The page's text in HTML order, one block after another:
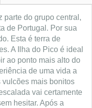
parte do grupo central,
de Portugal. Por sua
Esta é terra de
A Ilha do Pico é ideal
ao ponto mais alto do
de uma vida a
vulcões mais bonitos
vai certamente
hesitar. Após a